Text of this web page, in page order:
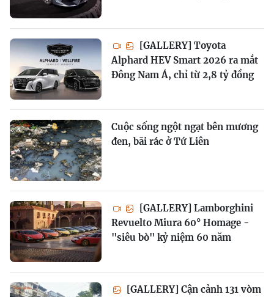
[GALLERY] Toyota
Alphard HEV Smart 2026 ra mắt
Đông Nam Á, chỉ từ 2,8 tỷ đồng
Cuộc sống ngột ngạt bên mương
đen, bãi rác ở Tứ Liên
[GALLERY] Lamborghini
Revuelto Miura 60° Homage -
"siêu bò" kỷ niệm 60 năm
[GALLERY] Cận cảnh 131 vòm